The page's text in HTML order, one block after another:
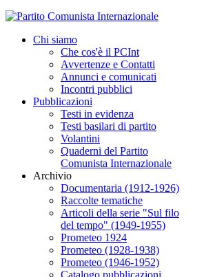
Chi siamo
Che cos'è il PCInt
Avvertenze e Contatti
Annunci e comunicati
Incontri pubblici
Pubblicazioni
Testi in evidenza
Testi basilari di partito
Volantini
Quaderni del Partito
Comunista Internazionale
Archivio
Documentaria (1912-1926)
Raccolte tematiche
Articoli della serie "Sul filo
del tempo" (1949-1955)
Prometeo 1924
Prometeo (1928-1938)
Prometeo (1946-1952)
Catalogo pubblicazioni